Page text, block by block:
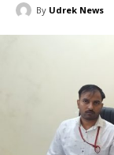
By Udrek News